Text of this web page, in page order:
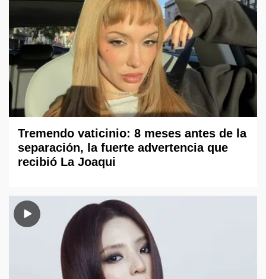
Tremendo vaticinio: 8 meses antes de la
separación, la fuerte advertencia que
recibió La Joaqui